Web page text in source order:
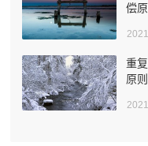
偿原
重
原则